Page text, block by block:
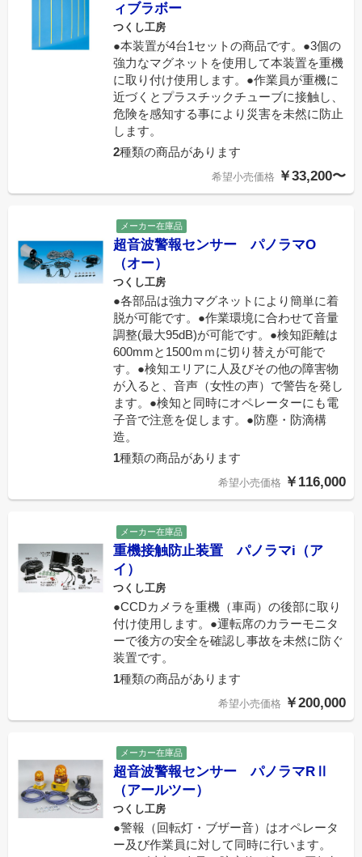
ィブラボー
つくし工房
●本装置が4台1セットの商品です。●3個の
強力なマグネットを使用して本装置を重機
に取り付け使用します。●作業員が重機に
近づくとプラスチックチューブに接触し、
危険を感知する事により災害を未然に防止
します。
2種類の商品があります
希望小売価格 ￥33,200〜
メーカー在庫品
超音波警報センサー パノラマO
（オー）
つくし工房
●各部品は強力マグネットにより簡単に着
脱が可能です。●作業環境に合わせて音量
調整(最大95dB)が可能です。●検知距離は
600mmと1500ｍｍに切り替えが可能で
す。●検知エリアに人及びその他の障害物
が入ると、音声（女性の声）で警告を発し
ます。●検知と同時にオペレーターにも電
子音で注意を促します。●防塵・防滴構
造。
1種類の商品があります
希望小売価格 ￥116,000
メーカー在庫品
重機接触防止装置 パノラマi（ア
イ）
つくし工房
●CCDカメラを重機（車両）の後部に取り
付け使用します。●運転席のカラーモニタ
ーで後方の安全を確認し事故を未然に防ぐ
装置です。
1種類の商品があります
希望小売価格 ￥200,000
メーカー在庫品
超音波警報センサー パノラマRⅡ
（アールツー）
つくし工房
●警報（回転灯・ブザー音）はオペレータ
ー及び作業員に対して同時に行います。